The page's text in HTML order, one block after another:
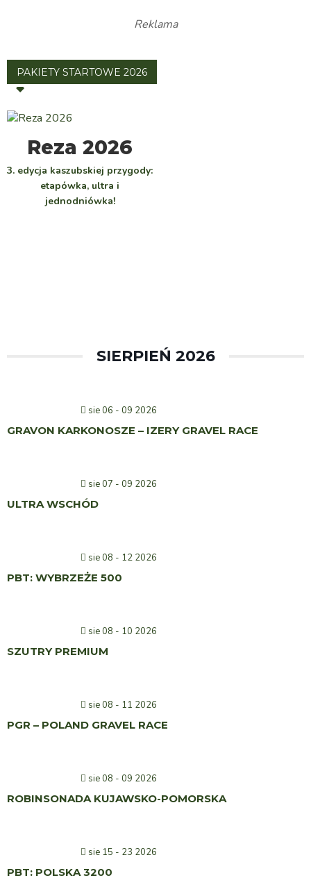
Reklama
PAKIETY STARTOWE 2026
WYBIERZ
Reza 2026
3. edycja kaszubskiej przygody:
etapówka, ultra i
jednodniówka!
SIERPIEŃ 2026
sie 06 - 09 2026
GRAVON KARKONOSZE – IZERY GRAVEL RACE
sie 07 - 09 2026
ULTRA WSCHÓD
sie 08 - 12 2026
PBT: WYBRZEŻE 500
sie 08 - 10 2026
SZUTRY PREMIUM
sie 08 - 11 2026
PGR – POLAND GRAVEL RACE
sie 08 - 09 2026
ROBINSONADA KUJAWSKO-POMORSKA
sie 15 - 23 2026
PBT: POLSKA 3200